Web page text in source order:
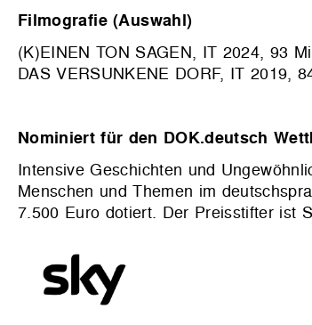
Filmografie (Auswahl)
(K)EINEN TON SAGEN, IT 2024, 93
DAS VERSUNKENE DORF, IT 2019,
Nominiert für den DOK.deutsch
Intensive Geschichten und
Menschen und Themen im
7.500 Euro dotiert. Der Preisstifter ist